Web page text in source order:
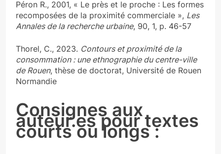
Péron R., 2001, « Le près et le proche : Les formes
recomposées de la proximité commerciale », Les
Annales de la recherche urbaine, 90, 1, p. 46-57
Thorel, C., 2023. Contours et proximité de la
consommation : une ethnographie du centre-ville
de Rouen, thèse de doctorat, Université de Rouen
Normandie
Consignes aux
auteur.es pour textes
courts ou longs :